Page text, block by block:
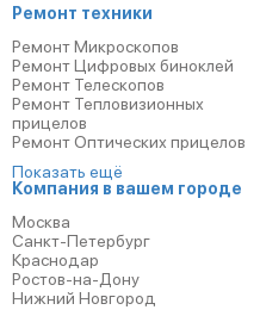
Ремонт техники
Ремонт Микроскопов
Ремонт Цифровых биноклей
Ремонт Телескопов
Ремонт Тепловизионных
прицелов
Ремонт Оптических прицелов
Показать ещё
Компания в вашем городе
Москва
Санкт-Петербург
Краснодар
Ростов-на-Дону
Нижний Новгород